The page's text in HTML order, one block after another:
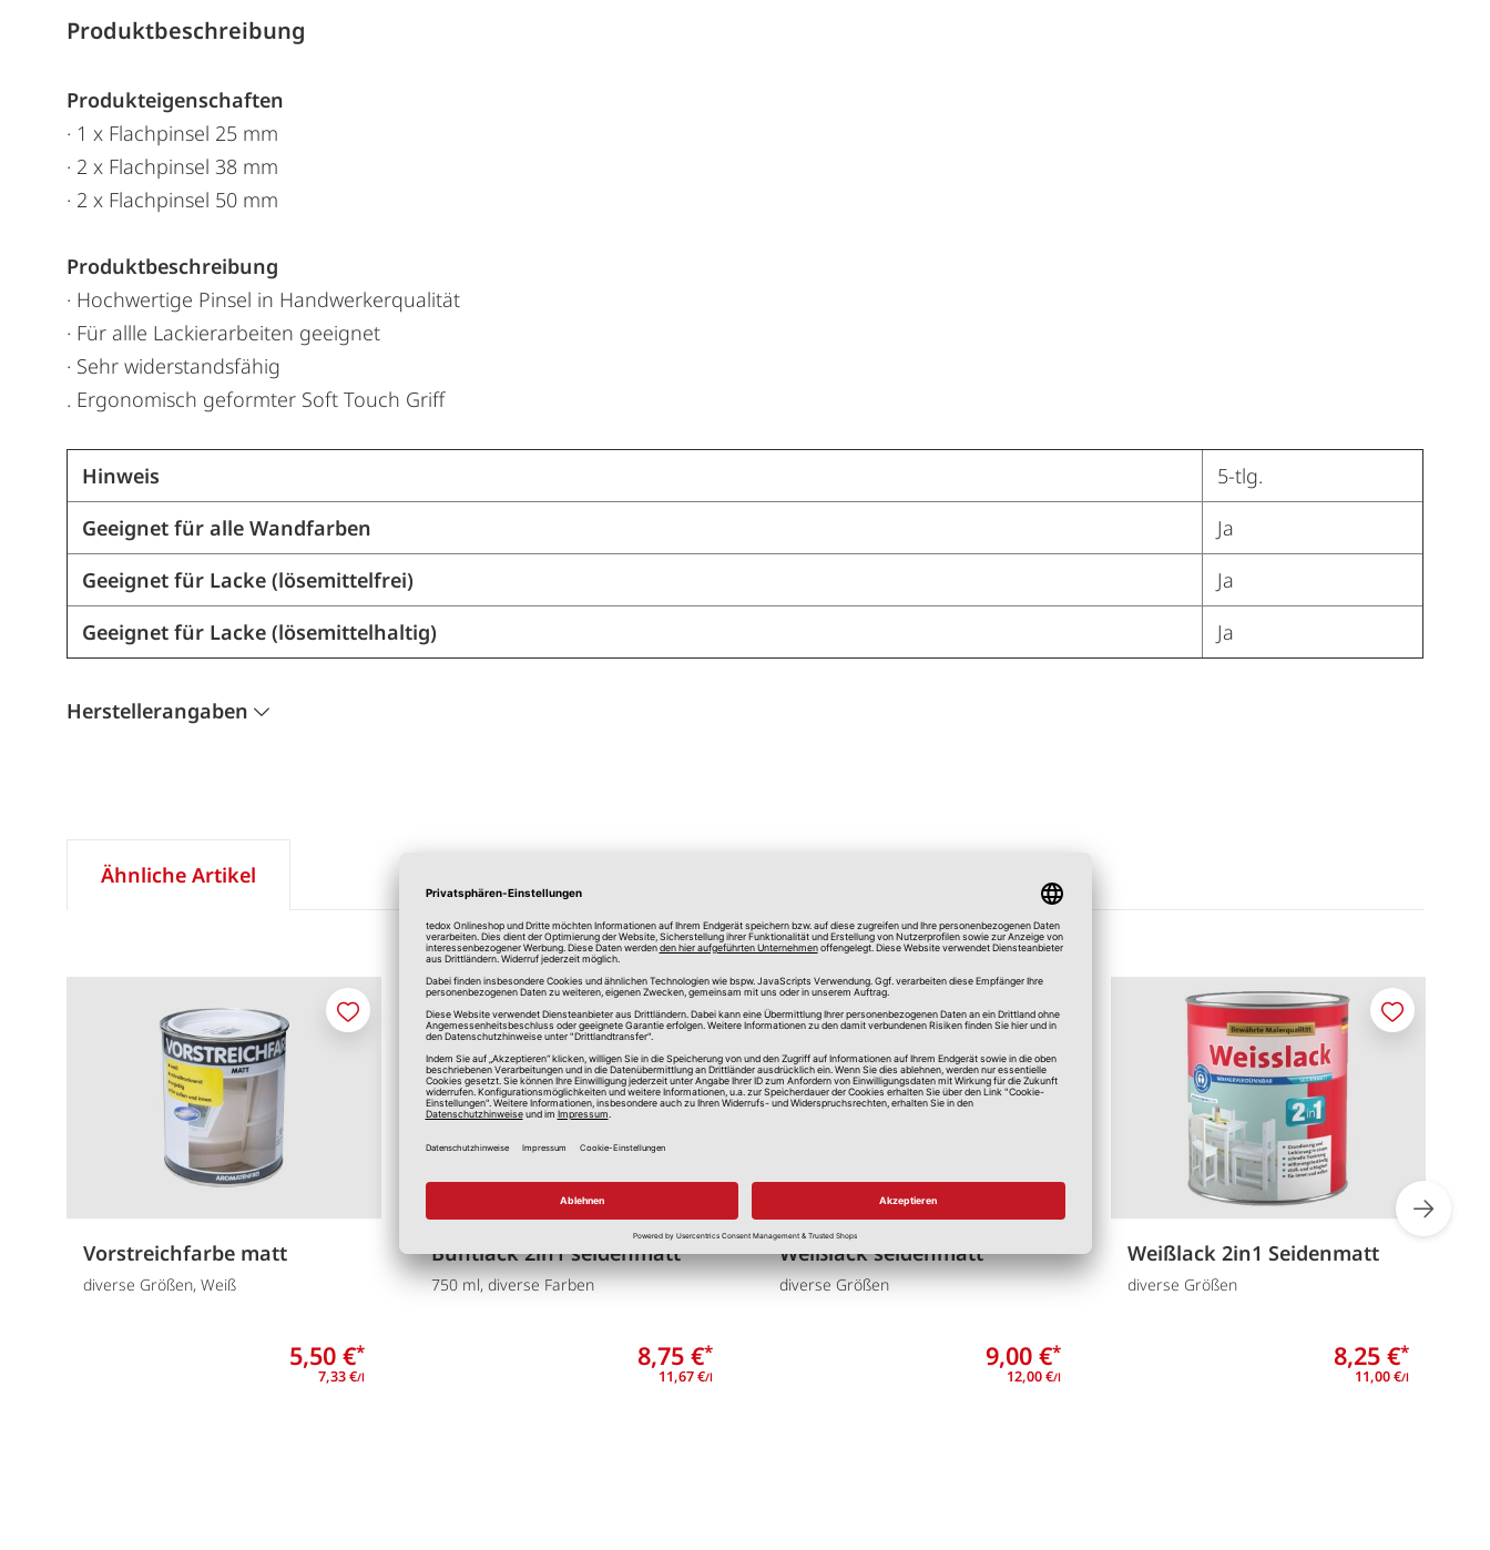
Produktbeschreibung
Produkteigenschaften
· 1 x Flachpinsel 25 mm
· 2 x Flachpinsel 38 mm
· 2 x Flachpinsel 50 mm
Produktbeschreibung
· Hochwertige Pinsel in Handwerkerqualität
· Für allle Lackierarbeiten geeignet
· Sehr widerstandsfähig
. Ergonomisch geformter Soft Touch Griff
Hinweis
5-tlg.
Geeignet für alle Wandfarben
Ja
Geeignet für Lacke (lösemittelfrei)
Ja
Geeignet für Lacke (lösemittelhaltig)
Ja
Herstellerangaben
Ähnliche Artikel
Vorstreichfarbe matt
diverse Größen, Weiß
5,50 €*
7,33 €/l
Merken
Buntlack 2in1 seidenmatt
750 ml, diverse Farben
8,75 €*
11,67 €/l
Merken
Weißlack seidenmatt
diverse Größen
9,00 €*
12,00 €/l
Merken
Weißlack 2in1 Seidenmatt
diverse Größen
8,25 €*
11,00 €/l
Merken